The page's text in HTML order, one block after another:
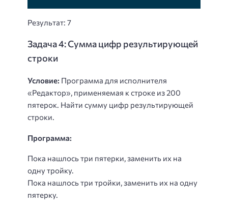
Результат: 7
Задача 4: Сумма цифр результирующей
строки
Условие: Программа для исполнителя
«Редактор», применяемая к строке из 200
пятерок. Найти сумму цифр результирующей
строки.
Программа:
Пока нашлось три пятерки, заменить их на
одну тройку.
Пока нашлось три тройки, заменить их на одну
пятерку.